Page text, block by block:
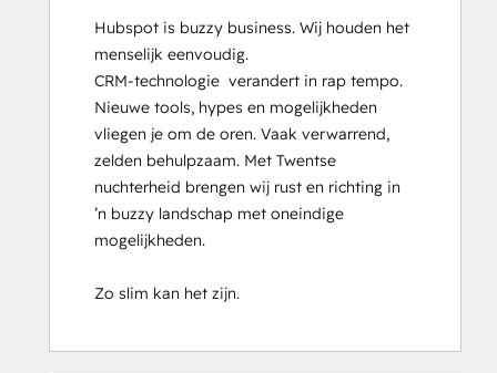
Implementation
Partners
HubSpot Marketing Hub Software
Certification
HubSpot Reporting
HubSpot Sales Hub Software
Certification
HubSpot Solutions Partner
Inbound
Hubspot is buzzy business. Wij houden het
menselijk eenvoudig.
CRM-technologie  verandert in rap tempo.
Nieuwe tools, hypes en mogelijkheden
vliegen je om de oren. Vaak verwarrend,
zelden behulpzaam. Met Twentse
nuchterheid brengen wij rust en richting in
’n buzzy landschap met oneindige
mogelijkheden.
Zo slim kan het zijn.